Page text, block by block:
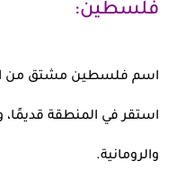
فلسطين:
اسم فلسطين مشتق من
استقر في المنطقة قديمًا،
والرومانية.